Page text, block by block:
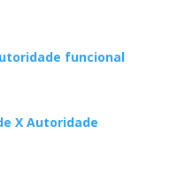
funcional
X Autoridade